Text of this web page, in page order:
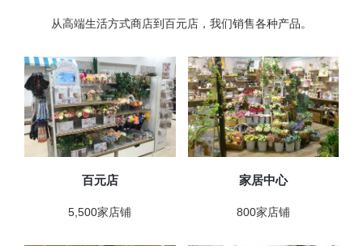
从高端生活方式商店到百元店，我们销售各种产品。
百元店
5,500家店铺
家居中心
800家店铺